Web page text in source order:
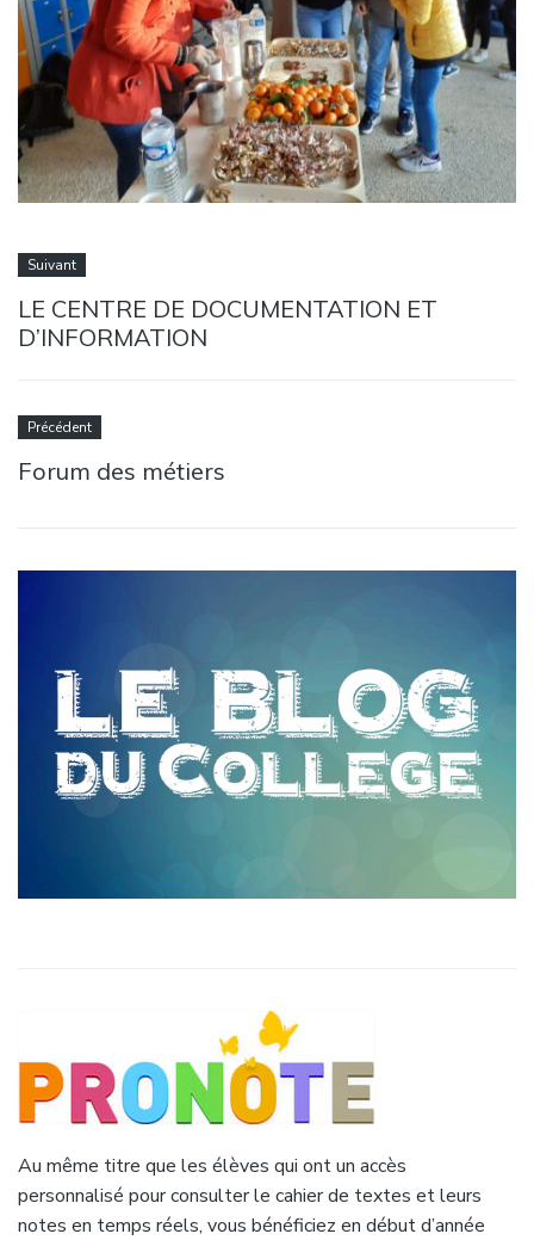
Suivant
LE CENTRE DE DOCUMENTATION ET
D’INFORMATION
Précédent
Forum des métiers
Au même titre que les élèves qui ont un accès
personnalisé pour consulter le cahier de textes et leurs
notes en temps réels, vous bénéficiez en début d’année